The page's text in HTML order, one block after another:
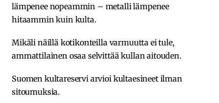
lämpenee nopeammin – metalli lämpenee
hitaammin kuin kulta.
Mikäli näillä kotikonteilla varmuutta ei tule,
ammattilainen osaa selvittää kullan aitouden.
Suomen kultareservi arvioi kultaesineet ilman
sitoumuksia.